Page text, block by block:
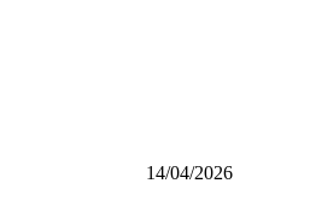
14/04/2026